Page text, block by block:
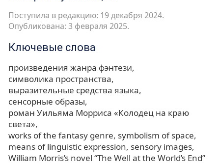
Поступила в редакцию: 19 декабря 2024.
Опубликована: 3 февраля 2025.
Ключевые слова
произведения жанра фэнтези
символика пространства
выразительные средства языка
сенсорные образы
роман Уильяма Морриса «Колодец на краю
света»
works of the fantasy genre symbolism of space
means of linguistic expression sensory images
William Morris’s novel “The Well at the World’s End”